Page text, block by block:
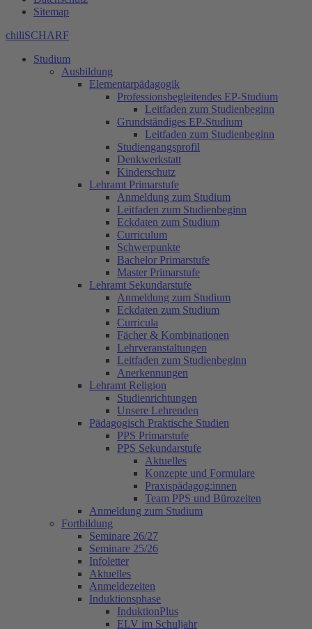
Sitemap
chiliSCHARF
Studium
Ausbildung
Elementarpädagogik
Professionsbegleitendes EP-Studium
Leitfaden zum Studienbeginn
Grundständiges EP-Studium
Leitfaden zum Studienbeginn
Studiengangsprofil
Denkwerkstatt
Kinderschutz
Lehramt Primarstufe
Anmeldung zum Studium
Leitfaden zum Studienbeginn
Eckdaten zum Studium
Curriculum
Schwerpunkte
Bachelor Primarstufe
Master Primarstufe
Lehramt Sekundarstufe
Anmeldung zum Studium
Eckdaten zum Studium
Curricula
Fächer & Kombinationen
Lehrveranstaltungen
Leitfaden zum Studienbeginn
Anerkennungen
Lehramt Religion
Studienrichtungen
Unsere Lehrenden
Pädagogisch Praktische Studien
PPS Primarstufe
PPS Sekundarstufe
Aktuelles
Konzepte und Formulare
Praxispädagog:innen
Team PPS und Bürozeiten
Anmeldung zum Studium
Fortbildung
Seminare 26/27
Seminare 25/26
Infoletter
Aktuelles
Anmeldezeiten
Induktionsphase
InduktionPlus
ELV im Schuljahr